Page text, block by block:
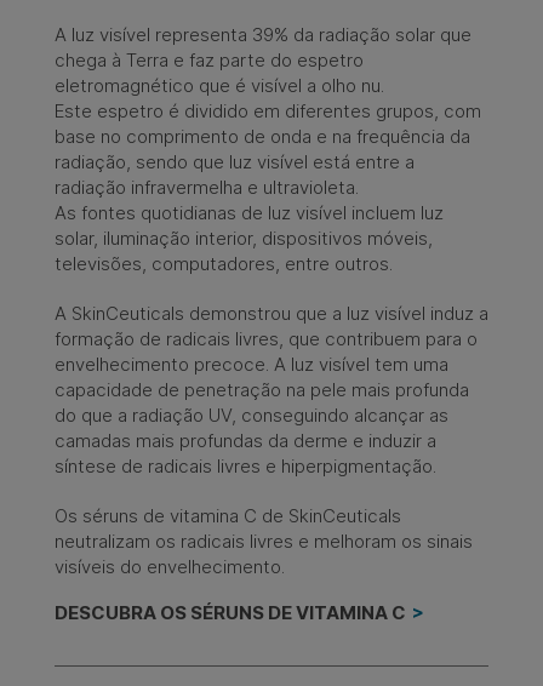
A luz visível representa 39% da radiação solar que
chega à Terra e faz parte do espetro
eletromagnético que é visível a olho nu. ​
Este espetro é dividido em diferentes grupos, com
base no comprimento de onda e na frequência da
radiação, sendo que luz visível está entre a
radiação infravermelha e ultravioleta. ​
As fontes quotidianas de luz visível incluem luz
solar, iluminação interior, dispositivos móveis,
televisões, computadores, entre outros.
A SkinCeuticals demonstrou que a luz visível induz a
formação de radicais livres, que contribuem para o
envelhecimento precoce. A luz visível tem uma
capacidade de penetração na pele mais profunda
do que a radiação UV, conseguindo alcançar as
camadas mais profundas da derme e induzir a
síntese de radicais livres e hiperpigmentação.
Os séruns de vitamina C de SkinCeuticals
neutralizam os radicais livres e melhoram os sinais
visíveis do envelhecimento.
DESCUBRA OS SÉRUNS DE VITAMINA C